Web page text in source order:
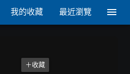
我的收藏 最近瀏覽
＋收藏